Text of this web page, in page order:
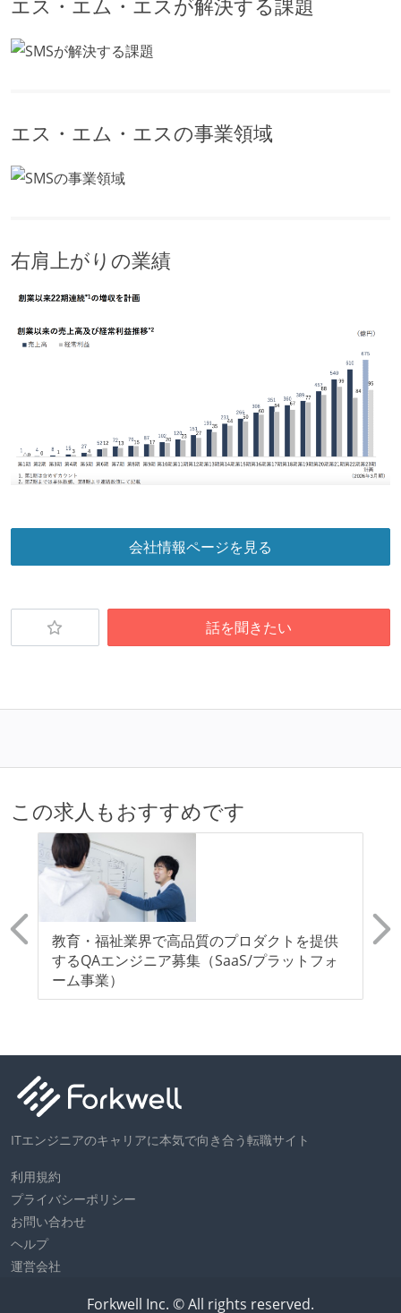
エス・エム・エスが解決する課題
エス・エム・エスの事業領域
右肩上がりの業績
会社情報ページを見る
話を聞きたい
この求人もおすすめです
教育・福祉業界で高品質のプロダクトを提供
するQAエンジニア募集（SaaS/プラットフォ
ーム事業）
ITエンジニアのキャリアに本気で向き合う転職サイト
利用規約
プライバシーポリシー
お問い合わせ
ヘルプ
運営会社
Forkwell Inc. © All rights reserved.